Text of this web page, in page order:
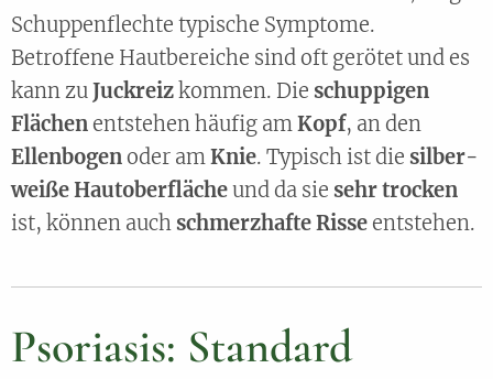
Schuppenflechte typische Symptome.
Betroffene Hautbereiche sind oft gerötet und es
kann zuJuckreizkommen. Die schuppigen
Flächen entstehen häufig amKopf, an den
Ellenbogenoder amKnie. Typisch ist die silber-
weiße Hautoberflächeund da sie sehr trocken
ist, können auch schmerzhafte Risse entstehen.
Psoriasis: Standard